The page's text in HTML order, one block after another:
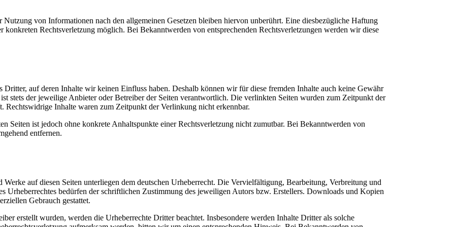
von Informationen nach den allgemeinen Gesetzen bleiben hiervon unberührt. Eine diesbezügliche Haftung
konkreten Rechtsverletzung möglich. Bei Bekanntwerden von entsprechenden Rechtsverletzungen werden wir diese
Dritter, auf deren Inhalte wir keinen Einfluss haben. Deshalb können wir für diese fremden Inhalte auch keine Gewähr
stets der jeweilige Anbieter oder Betreiber der Seiten verantwortlich. Die verlinkten Seiten wurden zum Zeitpunkt der
Rechtswidrige Inhalte waren zum Zeitpunkt der Verlinkung nicht erkennbar.
Seiten ist jedoch ohne konkrete Anhaltspunkte einer Rechtsverletzung nicht zumutbar. Bei Bekanntwerden von
entfernen.
auf diesen Seiten unterliegen dem deutschen Urheberrecht. Die Vervielfältigung, Bearbeitung, Verbreitung und
Urheberrechtes bedürfen der schriftlichen Zustimmung des jeweiligen Autors bzw. Erstellers. Downloads und Kopien
Gebrauch gestattet.
erstellt wurden, werden die Urheberrechte Dritter beachtet. Insbesondere werden Inhalte Dritter als solche